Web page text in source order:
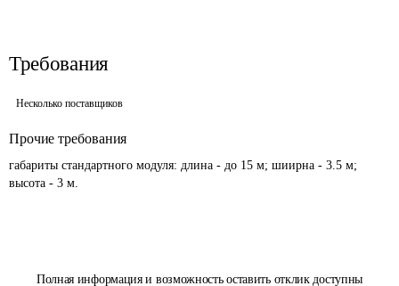
Полная информация и возможность оставить отклик доступны
Требования
Несколько поставщиков
Прочие требования
габариты стандартного модуля: длина - до 15 м; шиирна - 3.5 м;
высота - 3 м.